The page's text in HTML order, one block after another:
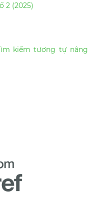
2 (2025)
kiếm tương tự nâng